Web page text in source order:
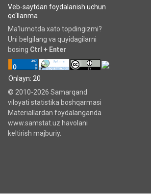
Veb-saytdan foydalanish uchun
qo‘llanma
Ma'lumotda xato topdingizmi?
Uni belgilang va quyidagilarni
bosing Ctrl + Enter
Onlayn: 20
© 2010-2026 Samarqand
viloyati statistika boshqarmasi
Materiallardan foydalanganda
www.samstat.uz havolani
keltirish majburiy.